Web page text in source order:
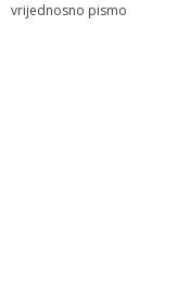
vrijednosno pismo